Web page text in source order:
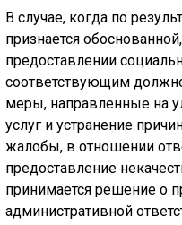
В случае, когда по
признается
предоставлении
соответствующим
меры, направленные на
услуг и устранение
жалобы, в отношении
предоставление
принимается решение о
административной